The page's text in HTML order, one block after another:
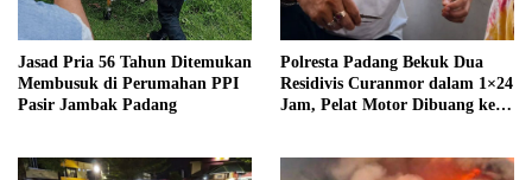
Jasad Pria 56 Tahun Ditemukan
Membusuk di Perumahan PPI
Pasir Jambak Padang
Polresta Padang Bekuk Dua
Residivis Curanmor dalam 1×24
Jam, Pelat Motor Dibuang ke